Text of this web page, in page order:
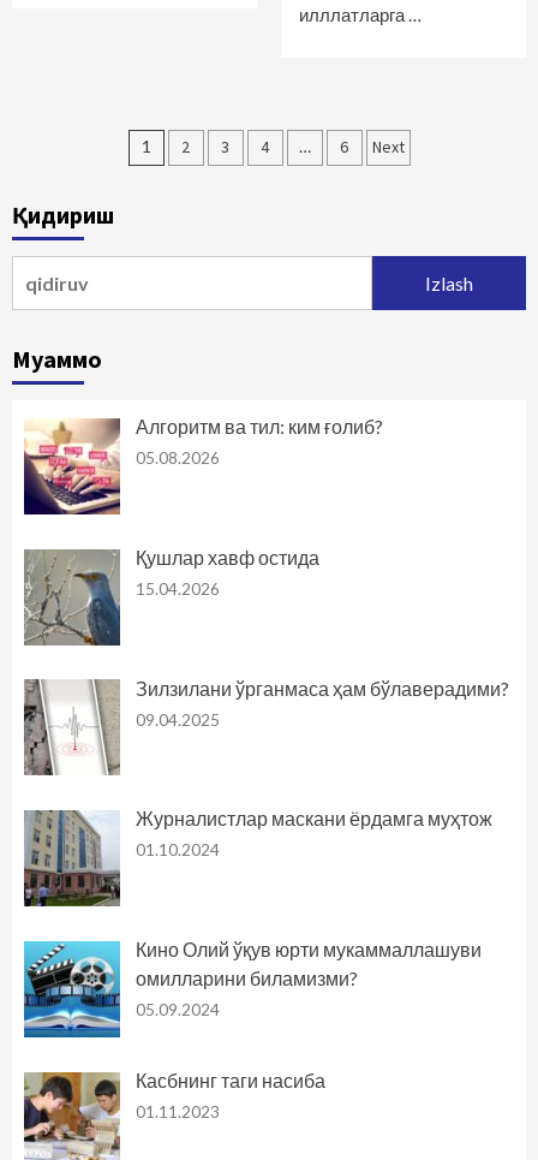
илллатларга …
Maqolalar
1 2 3 4 … 6 Next
Қидириш
Муаммо
Алгоритм ва тил: ким ғолиб?
05.08.2026
Қушлар хавф остида
15.04.2026
Зилзилани ўрганмаса ҳам бўлаверадими?
09.04.2025
Журналистлар маскани ёрдамга муҳтож
01.10.2024
Кино Олий ўқув юрти мукаммаллашуви
омилларини биламизми?
05.09.2024
Касбнинг таги насиба
01.11.2023